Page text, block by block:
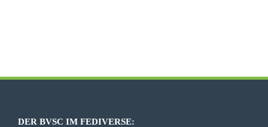
DER BVSC IM FEDIVERSE: